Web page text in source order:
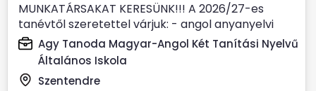
MUNKATÁRSAKAT KERESÜNK!!! A 2026/27-es
tanévtől szeretettel várjuk: - angol anyanyelvi
(nem csak anyanyelvi...
Agy Tanoda Magyar-Angol Két Tanítási Nyelvű
Általános Iskola
Szentendre